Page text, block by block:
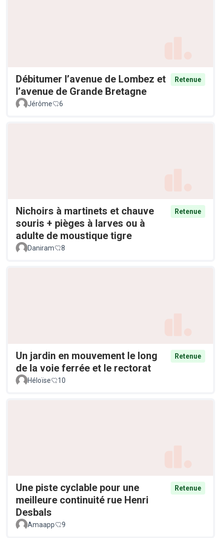
Débitumer l’avenue de Lombez et
l’avenue de Grande Bretagne
Retenue
Jérôme 6
Nichoirs à martinets et chauve
souris + pièges à larves ou à
adulte de moustique tigre
Retenue
Daniram 8
Un jardin en mouvement le long
de la voie ferrée et le rectorat
Retenue
Héloïse 10
Une piste cyclable pour une
meilleure continuité rue Henri
Desbals
Retenue
Amaapp 9